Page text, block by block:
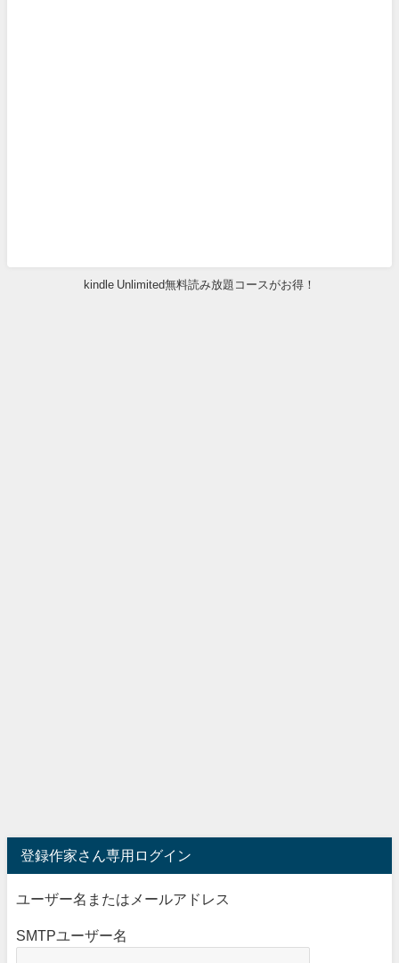
kindle Unlimited無料読み放題コースがお得！
登録作家さん専用ログイン
ユーザー名またはメールアドレス
SMTPユーザー名